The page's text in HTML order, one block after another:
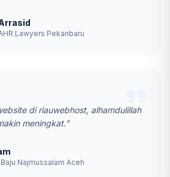
Lawyers Pekanbaru
di riauwebhost, alhamdulillah
meningkat."
Najmussalam Aceh